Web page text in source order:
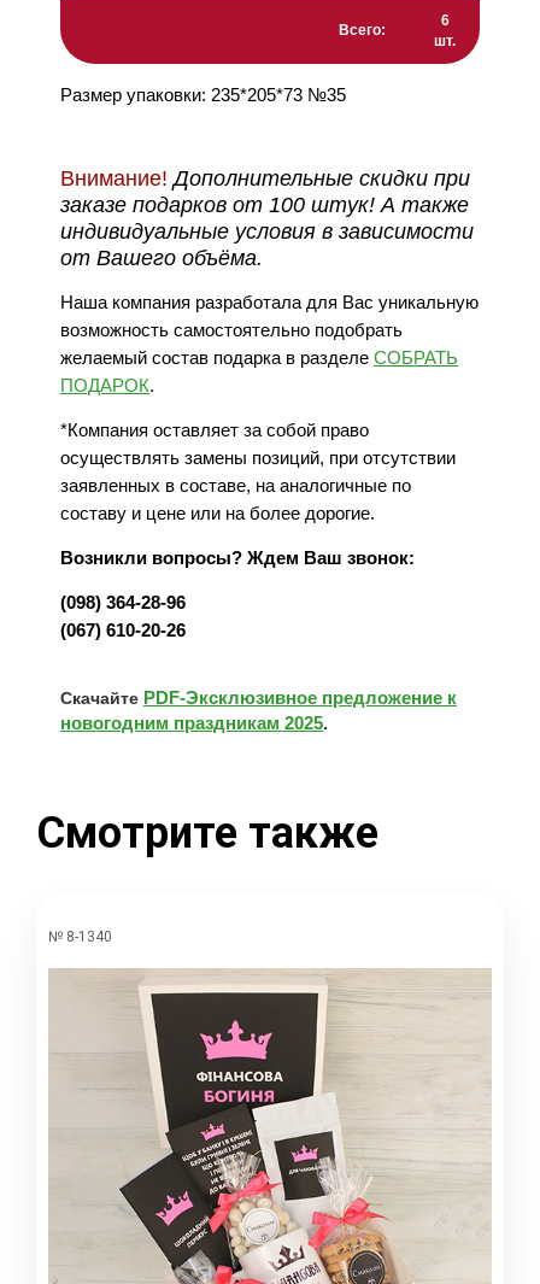
Всего:
6
шт.
Размер упаковки: 235*205*73 №35
Внимание! Дополнительные скидки при
заказе подарков от 100 штук! А также
индивидуальные условия в зависимости
от Вашего объёма.
Наша компания разработала для Вас уникальную
возможность самостоятельно подобрать
желаемый состав подарка в разделе СОБРАТЬ
ПОДАРОК.
*Компания оставляет за собой право
осуществлять замены позиций, при отсутствии
заявленных в составе, на аналогичные по
составу и цене или на более дорогие.
Возникли вопросы? Ждем Ваш звонок:
(098) 364-28-96
(067) 610-20-26
Скачайте PDF-Эксклюзивное предложение к
новогодним праздникам 2025.
Смотрите также
№ 8-1340